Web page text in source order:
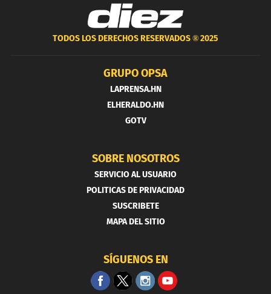
TODOS LOS DERECHOS RESERVADOS ®2025
GRUPO OPSA
LAPRENSA.HN
ELHERALDO.HN
GOTV
SOBRE NOSOTROS
SERVICIO AL USUARIO
POLITICAS DE PRIVACIDAD
SUSCRIBETE
MAPA DEL SITIO
SÍGUENOS EN